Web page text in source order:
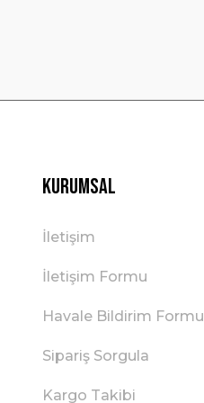
Kurumsal
İletişim
İletişim Formu
Havale Bildirim Formu
Sipariş Sorgula
Kargo Takibi